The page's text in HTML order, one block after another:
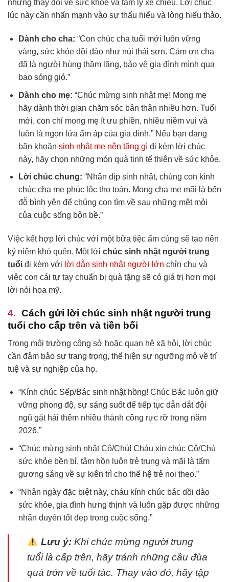
những thay đổi về sức khỏe và tâm lý xế chiều. Lời chúc
lúc này cần nhấn mạnh vào sự thấu hiểu và lòng hiếu thảo.
Dành cho cha: “Con chúc cha tuổi mới luôn vững
vàng, sức khỏe dồi dào như núi thái sơn. Cảm ơn cha
đã là người hùng thầm lặng, bảo vệ gia đình mình qua
bao sóng gió.”
Dành cho mẹ: “Chúc mừng sinh nhật mẹ! Mong mẹ
hãy dành thời gian chăm sóc bản thân nhiều hơn. Tuổi
mới, con chỉ mong mẹ ít ưu phiền, nhiều niềm vui và
luôn là ngọn lửa ấm áp của gia đình.” Nếu bạn đang
băn khoăn sinh nhật mẹ nên tặng gìđi kèm lời chúc
này, hãy chọn những món quà tinh tế thiên về sức khỏe.
Lời chúc chung: “Nhân dịp sinh nhật, chúng con kính
chúc cha mẹ phúc lộc thọ toàn. Mong cha mẹ mãi là bến
đỗ bình yên để chúng con tìm về sau những mệt mỏi
của cuộc sống bộn bề.”
Việc kết hợp lời chúc với một bữa tiệc ấm cúng sẽ tạo nên
kỷ niệm khó quên. Một lời chúc sinh nhật người trung
tuổi đi kèm với lời dẫn sinh nhật người lớn chỉn chu và
việc con cái tự tay chuẩn bị quà tặng sẽ có giá trị hơn mọi
lời nói hoa mỹ.
Cách gửi lời chúc sinh nhật người trung
tuổi cho cấp trên và tiền bối
Trong môi trường công sở hoặc quan hệ xã hội, lời chúc
cần đảm bảo sự trang trọng, thể hiện sự ngưỡng mộ về trí
tuệ và sự nghiệp của họ.
“Kính chúc Sếp/Bác sinh nhật hồng! Chúc Bác luôn giữ
vững phong độ, sự sáng suốt để tiếp tục dẫn dắt đội
ngũ gặt hái thêm nhiều thành công rực rỡ trong năm
2026.”
“Chúc mừng sinh nhật Cô/Chú! Cháu xin chúc Cô/Chú
sức khỏe bền bỉ, tâm hồn luôn trẻ trung và mãi là tấm
gương sáng về sự kiên trì cho thế hệ trẻ noi theo.”
“Nhân ngày đặc biệt này, cháu kính chúc bác dồi dào
sức khỏe, gia đình hưng thịnh và luôn gặp được những
nhân duyên tốt đẹp trong cuộc sống.”
Lưu ý:Khi chúc mừng người trung
tuổi là cấp trên, hãy tránh những câu đùa
quá trớn về tuổi tác. Thay vào đó, hãy tập